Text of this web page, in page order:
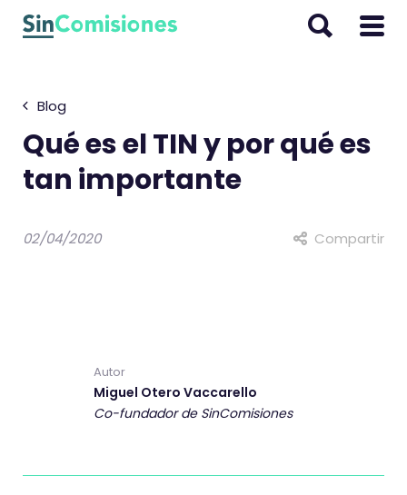
Blog
Qué es el TIN y por qué es
tan importante
02/04/2020 Compartir
Autor
Miguel Otero Vaccarello
Co-fundador de SinComisiones